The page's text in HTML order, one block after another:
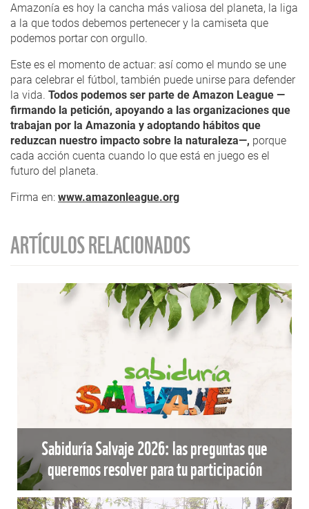
Amazonía es hoy la cancha más valiosa del planeta, la liga
a la que todos debemos pertenecer y la camiseta que
podemos portar con orgullo.
Este es el momento de actuar: así como el mundo se une
para celebrar el fútbol, también puede unirse para defender
la vida. Todos podemos ser parte de Amazon League —
firmando la petición, apoyando a las organizaciones que
trabajan por la Amazonia y adoptando hábitos que
reduzcan nuestro impacto sobre la naturaleza—, porque
cada acción cuenta cuando lo que está en juego es el
futuro del planeta.
Firma en: www.amazonleague.org
ARTÍCULOS RELACIONADOS
Sabiduría Salvaje 2026: las preguntas que
queremos resolver para tu participación